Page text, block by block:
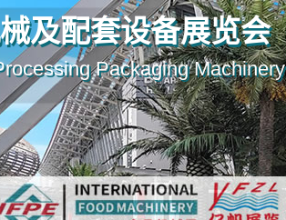
及配套设备展览会
Packaging Machinery